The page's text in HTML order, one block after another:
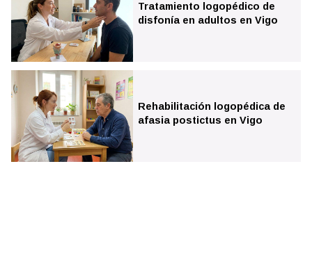
Tratamiento logopédico de
disfonía en adultos en Vigo
Rehabilitación logopédica de
afasia postictus en Vigo